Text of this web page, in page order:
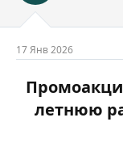
17 Янв 2026
летнюю